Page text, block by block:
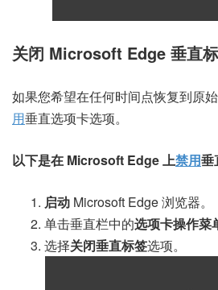
关闭 Microsoft Edge 垂直
如果您希望在任何时间点恢复到原
用垂直选项卡选项。
以下是在 Microsoft Edge 上禁用垂
启动 Microsoft Edge 浏览器。
单击垂直栏中的选项卡操作菜
选择关闭垂直标签选项。